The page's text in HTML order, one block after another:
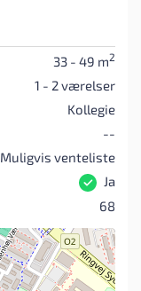
33 - 49 m2
1 - 2 værelser
Kollegie
--
Muligvis venteliste
Ja
68